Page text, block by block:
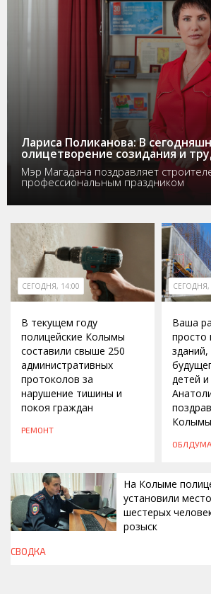
Лариса Поликанова: В
олицетворение созидания и
Мэр Магадана поздравляет
профессиональным праздником
СЕГОДНЯ, 14:00
В текущем году
полицейские Колымы
составили свыше 250
административных
протоколов за
нарушение тишины и
покоя граждан
РЕМОНТ
СЕГОДНЯ,
Ваша
просто
детей
ОБЛДУМА
СЕГОДНЯ, 13:00
На Колыме
установили
шестерых
розыск
СВОДКА